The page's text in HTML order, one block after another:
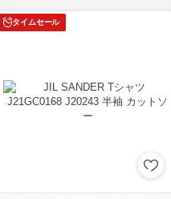
タイムセール